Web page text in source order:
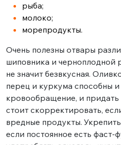
рыба;
молоко;
морепродукты.
Очень полезны отвары
шиповника и черноплодной
не значит безвкусная.
перец и куркума способны и
кровообращение, и
стоит скорректировать,
вредные продукты.
если постоянное есть фаст-